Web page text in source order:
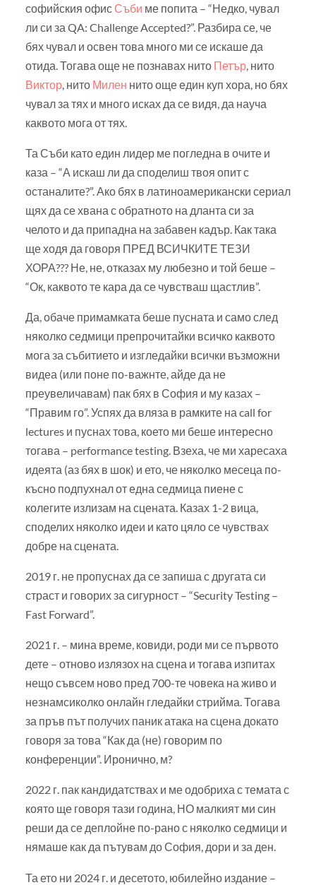
софийския офис Съби ме попита – “Недко, чувал
ли си за QA: Challenge Accepted?”. Разбира се, че
бях чувал и освен това много ми се искаше да
отида. Тогава още не познавах нито Петър, нито
Виктор, нито Милен нито още един куп хора, но бях
чувал за тях и много исках да се видя, да науча
каквото мога от тях.
Та Съби като един лидер ме погледна в очите и
каза – “А искаш ли да споделиш твоя опит с
останалите?”. Ако бях в латиноамерикански сериал
щях да се хвана с обратното на дланта си за
челото и да припадна на забавен кадър. Как така
ще ходя да говоря ПРЕД ВСИЧКИТЕ ТЕЗИ
ХОРА??? Не, не, отказах му любезно и той беше –
“Ок, каквото те кара да се чувстваш щастлив”.
Да, обаче примамката беше пусната и само след
няколко седмици препрочитайки всичко каквото
мога за събитието и изгледайки всички възможни
видеа (или поне по-важнте, айде да не
преувеличавам) пак бях в София и му казах –
“Правим го”. Успях да вляза в рамките на call for
lectures и пуснах това, което ми беше интересно
тогава – performance testing. Взеха, че ми харесаха
идеята (аз бях в шок) и ето, че няколко месеца по-
късно подпухнал от една седмица пиене с
колегите излизам на сцената. Казах 1-2 вица,
споделих няколко идеи и като цяло се чувствах
добре на сцената.
2019 г. не пропуснах да се запиша с другата си
страст и говорих за сигурност – “Security Testing –
Fast Forward”.
2021 г. – мина време, ковиди, роди ми се първото
дете – отново излязох на сцена и тогава изпитах
нещо съвсем ново пред 700-те човека на живо и
незнамсиколко онлайн гледайки стрийма. Тогава
за пръв път получих паник атака на сцена докато
говоря за това “Как да (не) говорим по
конференции”. Иронично, м?
2022 г. пак кандидатствах и ме одобриха с темата с
която ще говоря тази година, НО малкият ми син
реши да се деплойне по-рано с няколко седмици и
нямаше как да пътувам до София, дори и за ден.
Та ето ни 2024 г. и десетото, юбилейно издание –